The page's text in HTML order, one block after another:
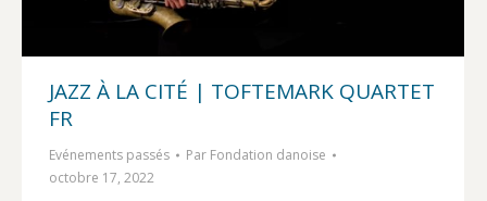
JAZZ À LA CITÉ | TOFTEMARK QUARTET
FR
Evénements passés Par Fondation danoise
octobre 17, 2022